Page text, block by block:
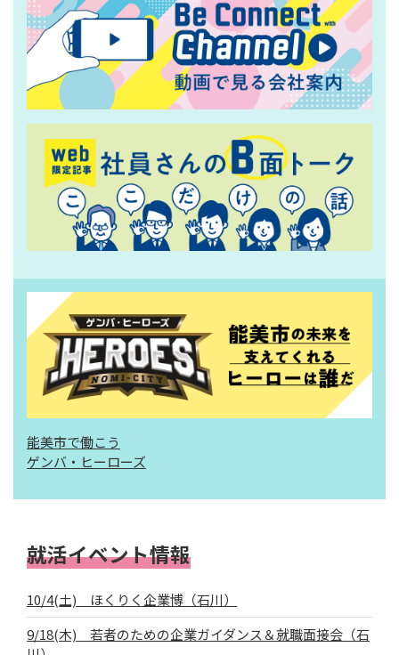
能美市で働こう
ゲンバ・ヒーローズ
就活イベント情報
10/4(土) ほくりく企業博（石川）
9/18(木) 若者のための企業ガイダンス＆就職面接会（石